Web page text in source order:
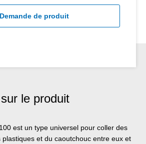
Demande de produit
le produit
est un type universel pour coller des
et du caoutchouc entre eux et